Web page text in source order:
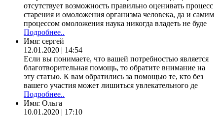
отсутствует возможность правильно оценивать процесс
старения и омоложения организма человека, да и самим
процессом омоложения наука никогда владеть не буде
Подробнее..
Имя: сергей
12.01.2020 | 14:54
Если вы понимаете, что вашей потребностью является
благотворительная помощь, то обратите внимание на
эту статью. К вам обратились за помощью те, кто без
вашего участия может лишиться увлекательного де
Подробнее..
Имя: Ольга
10.01.2020 | 17:10